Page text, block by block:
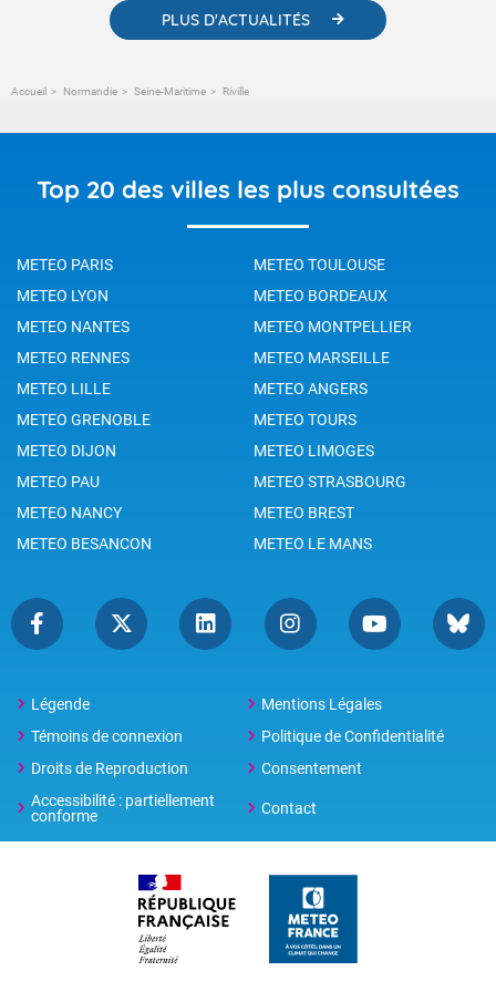
PLUS D'ACTUALITÉS
Accueil Normandie Seine-Maritime Riville
Top 20 des villes les plus consultées
METEO PARIS
METEO TOULOUSE
METEO LYON
METEO BORDEAUX
METEO NANTES
METEO MONTPELLIER
METEO RENNES
METEO MARSEILLE
METEO LILLE
METEO ANGERS
METEO GRENOBLE
METEO TOURS
METEO DIJON
METEO LIMOGES
METEO PAU
METEO STRASBOURG
METEO NANCY
METEO BREST
METEO BESANCON
METEO LE MANS
Légende
Mentions Légales
Témoins de connexion
Politique de Confidentialité
Droits de Reproduction
Consentement
Accessibilité : partiellement
conforme
Contact